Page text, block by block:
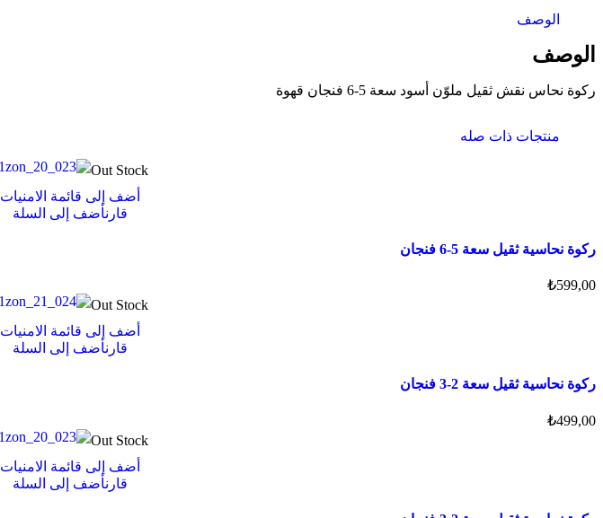
الوصف
الوصف
ركوة نحاس نقش ثقيل ملوّن أسود سعة 5-6 فنجان قهوة
منتجات ذات صله
Out Stock
أضف إلى قائمة الامنيات
قارنأضف إلى السلة
ركوة نحاسية ثقيل سعة 5-6 فنجان
₺599,00
Out Stock
أضف إلى قائمة الامنيات
قارنأضف إلى السلة
ركوة نحاسية ثقيل سعة 2-3 فنجان
₺499,00
Out Stock
أضف إلى قائمة الامنيات
قارنأضف إلى السلة